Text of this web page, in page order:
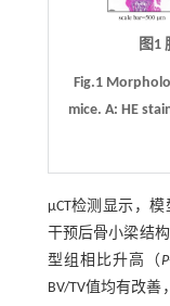
图1
Fig.1
mice. A: HE
μCT检测显示，
干预后骨小梁结
型组相比升高（ P
BV/TV值均有改